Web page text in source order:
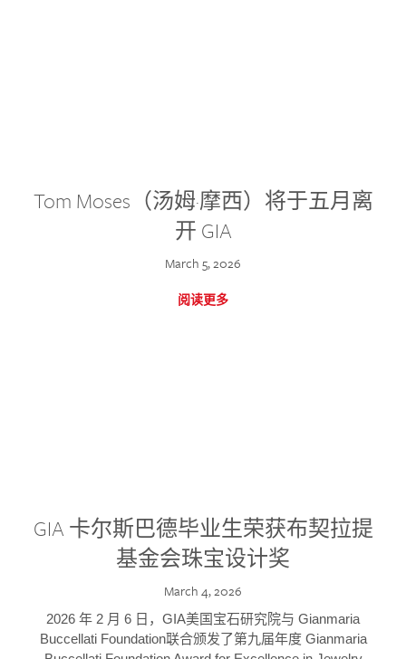
Tom Moses（汤姆·摩西）将于五月离
开 GIA
March 5, 2026
阅读更多
GIA 卡尔斯巴德毕业生荣获布契拉提
基金会珠宝设计奖
March 4, 2026
2026 年 2 月 6 日，GIA美国宝石研究院与 Gianmaria
Buccellati Foundation联合颁发了第九届年度 Gianmaria